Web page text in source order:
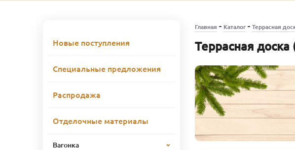
Главная - Каталог- Террасная
Террасная
Новые поступления
Специальные предложения
Распродажа
Отделочные материалы
Вагонка